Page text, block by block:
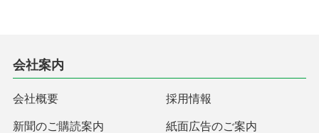
会社案内
会社概要 採用情報
新聞のご購読案内 紙面広告のご案内